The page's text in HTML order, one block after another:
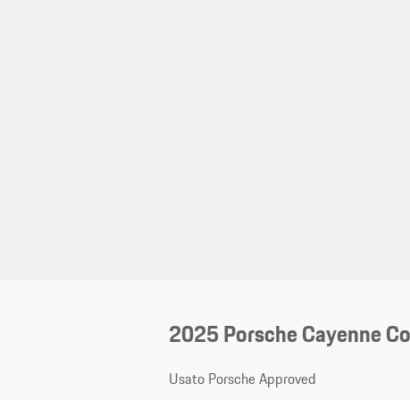
2025 Porsche Cayenne
Usato Porsche Approved